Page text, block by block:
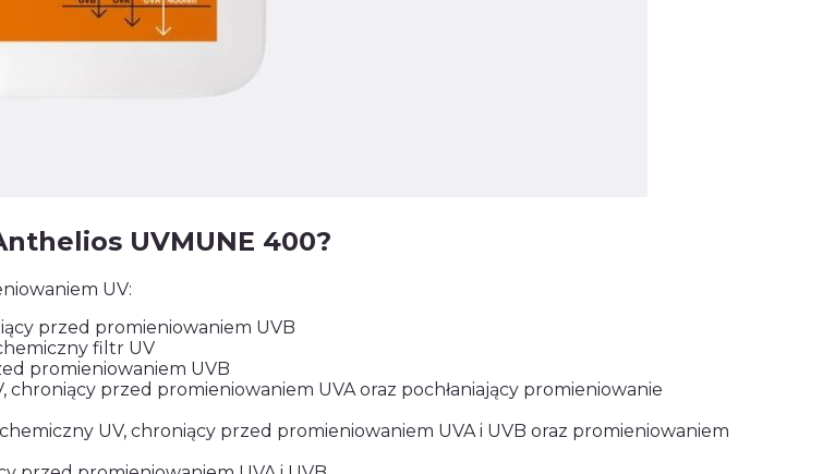
UVMUNE 400?
UV:
przed promieniowaniem UVB
filtr UV
promieniowaniem UVB
chroniący przed promieniowaniem UVA oraz pochłaniający promieniowanie
UV, chroniący przed promieniowaniem UVA i UVB oraz promieniowaniem